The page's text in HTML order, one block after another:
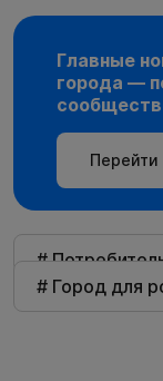
Главные
города —
Перейти
#
# Город для